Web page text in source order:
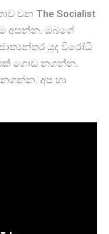
වන The Socialist
අසන්න. ඔබගේ
යුද විරෝධී
ගොඩ නගන්න.
අප හා